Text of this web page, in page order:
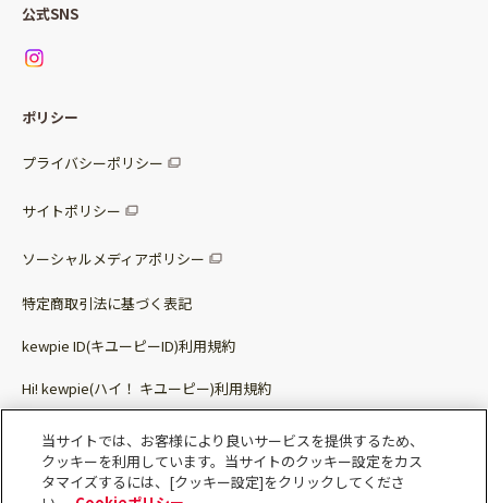
パッケージサラダ
惣菜サラダ
調味料
ベビー・幼児食
その他（カレーなど）
お問い合わせ
公式SNS
ポリシー
プライバシーポリシー
サイトポリシー
ソーシャルメディアポリシー
特定商取引法に基づく表記
kewpie ID(キユーピーID)利用規約
Hi! kewpie(ハイ！ キユーピー)利用規約
Qummy(キユーミー)利用規約​
当サイトでは、お客様により良いサービスを提供するため、
クッキーを利用しています。当サイトのクッキー設定をカス
タマイズするには、[クッキー設定]をクリックしてくださ